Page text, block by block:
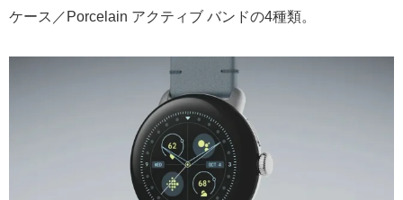
ケース／Porcelain アクティブ バンドの4種類。